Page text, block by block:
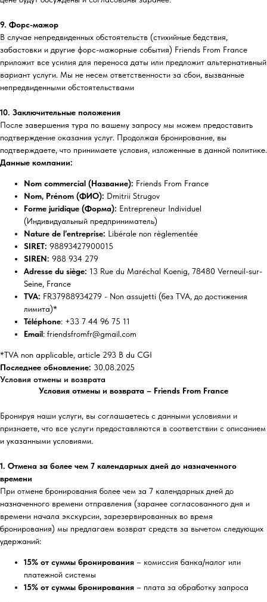
9. Форс-мажор
В случае непредвиденных обстоятельств (стихийные бедствия,
забастовки и другие форс-мажорные события) Friends From France
приложит все усилия для переноса даты или предложит альтернативный
вариант услуги. Мы не несем ответственности за сбои, вызванные
непредвиденными обстоятельствами
10. Заключительные положения
После завершения тура по вашему запросу мы можем предоставить
подтверждение оказания услуг. Продолжая бронирование, вы
подтверждаете, что принимаете условия, изложенные в данной политике.
Данные компании:
Nom commercial (Название): Friends From France
Nom, Prénom (ФИО): Dmitrii Strugov
Forme juridique (Форма): Entrepreneur Individuel
(Индивидуальный предприниматель)
Nature de l’entreprise: Libérale non règlementée
SIRET: 98893427900015
SIREN: 988 934 279
Adresse du siège: 13 Rue du Maréchal Koenig, 78480 Verneuil-sur-
Seine, France
TVA: FR37988934279 - Non assujetti (без TVA, до достижения
лимита)*
Téléphone: +33 7 44 96 75 11
Email: friendsfromfr@gmail.com
*TVA non applicable, article 293 B du CGI
Последнее обновление: 30.08.2025
Условия отмены и возврата
Условия отмены и возврата – Friends From France
Бронируя наши услуги, вы соглашаетесь с данными условиями и
признаете, что все услуги предоставляются в соответствии с описанием
и указанными условиями.
1. Отмена за более чем 7 календарных дней до назначенного
времени
При отмене бронирования более чем за 7 календарных дней до
назначенного времени отправления (заранее согласованного дня и
времени начала экскурсии, зарезервированных во время
бронирования) мы предлагаем возврат средств за вычетом следующих
удержаний:
15% от суммы бронирования – комиссия банка/налог или
платежной системы
15% от суммы бронирования – плата за обработку запроса